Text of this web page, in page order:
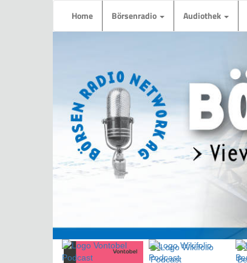
Home Börsenradio Audiothek